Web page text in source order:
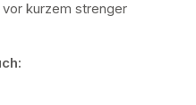
kurzem strenger